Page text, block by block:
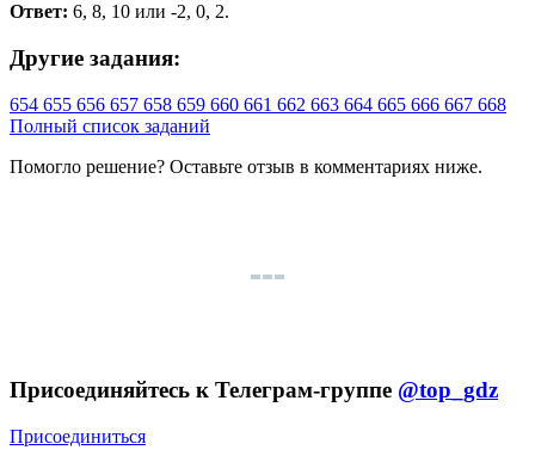
Ответ: 6, 8, 10 или -2, 0, 2.
Другие задания:
654 655 656 657 658 659 660 661 662 663 664 665 666 667 668
Полный список заданий
Помогло решение? Оставьте отзыв в комментариях ниже.
Присоединяйтесь к Телеграм-группе @top_gdz
Присоединиться